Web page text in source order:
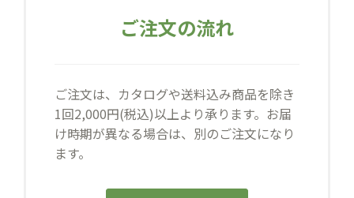
ご注文の流れ
ご注文は、カタログや送料込み商品を除き
1回2,000円(税込)以上より承ります。お届
け時期が異なる場合は、別のご注文になり
ます。